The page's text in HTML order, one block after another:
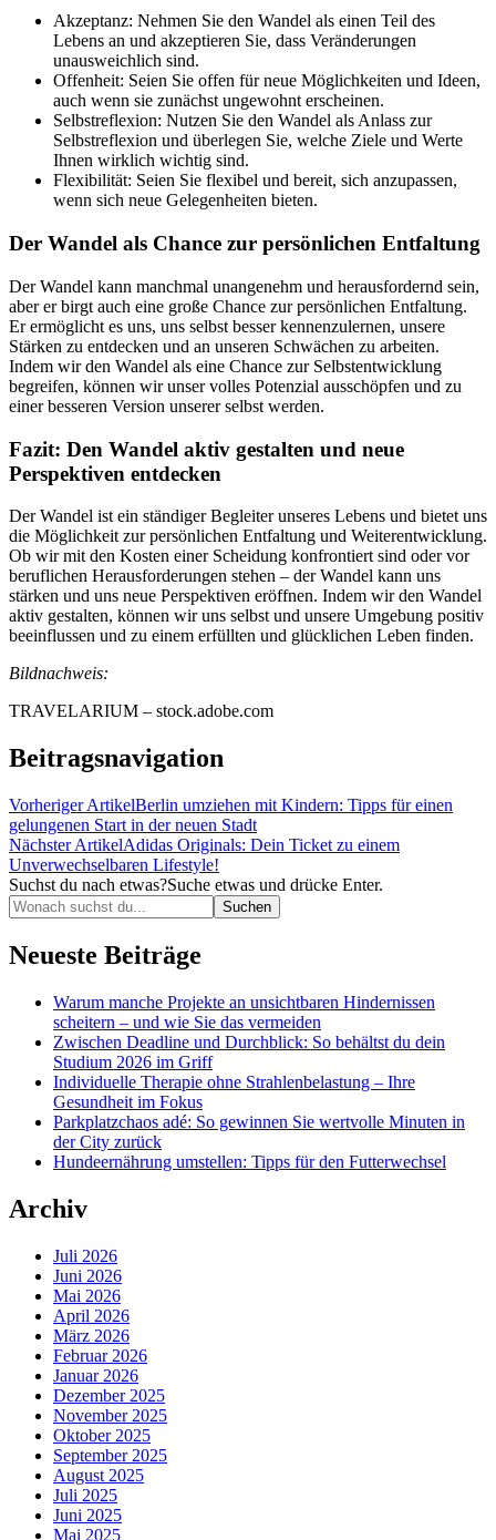
Akzeptanz: Nehmen Sie den Wandel als einen Teil des
Lebens an und akzeptieren Sie, dass Veränderungen
unausweichlich sind.
Offenheit: Seien Sie offen für neue Möglichkeiten und Ideen,
auch wenn sie zunächst ungewohnt erscheinen.
Selbstreflexion: Nutzen Sie den Wandel als Anlass zur
Selbstreflexion und überlegen Sie, welche Ziele und Werte
Ihnen wirklich wichtig sind.
Flexibilität: Seien Sie flexibel und bereit, sich anzupassen,
wenn sich neue Gelegenheiten bieten.
Der Wandel als Chance zur persönlichen Entfaltung
Der Wandel kann manchmal unangenehm und herausfordernd sein,
aber er birgt auch eine große Chance zur persönlichen Entfaltung.
Er ermöglicht es uns, uns selbst besser kennenzulernen, unsere
Stärken zu entdecken und an unseren Schwächen zu arbeiten.
Indem wir den Wandel als eine Chance zur Selbstentwicklung
begreifen, können wir unser volles Potenzial ausschöpfen und zu
einer besseren Version unserer selbst werden.
Fazit: Den Wandel aktiv gestalten und neue
Perspektiven entdecken
Der Wandel ist ein ständiger Begleiter unseres Lebens und bietet uns
die Möglichkeit zur persönlichen Entfaltung und Weiterentwicklung.
Ob wir mit den Kosten einer Scheidung konfrontiert sind oder vor
beruflichen Herausforderungen stehen – der Wandel kann uns
stärken und uns neue Perspektiven eröffnen. Indem wir den Wandel
aktiv gestalten, können wir uns selbst und unsere Umgebung positiv
beeinflussen und zu einem erfüllten und glücklichen Leben finden.
Bildnachweis:
TRAVELARIUM – stock.adobe.com
Beitragsnavigation
Vorheriger ArtikelBerlin umziehen mit Kindern: Tipps für einen
gelungenen Start in der neuen Stadt
Nächster ArtikelAdidas Originals: Dein Ticket zu einem
Unverwechselbaren Lifestyle!
Suchst du nach etwas?Suche etwas und drücke Enter.
Neueste Beiträge
Warum manche Projekte an unsichtbaren Hindernissen
scheitern – und wie Sie das vermeiden
Zwischen Deadline und Durchblick: So behältst du dein
Studium 2026 im Griff
Individuelle Therapie ohne Strahlenbelastung – Ihre
Gesundheit im Fokus
Parkplatzchaos adé: So gewinnen Sie wertvolle Minuten in
der City zurück
Hundeernährung umstellen: Tipps für den Futterwechsel
Archiv
Juli 2026
Juni 2026
Mai 2026
April 2026
März 2026
Februar 2026
Januar 2026
Dezember 2025
November 2025
Oktober 2025
September 2025
August 2025
Juli 2025
Juni 2025
Mai 2025